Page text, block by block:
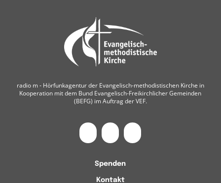
radio m ‐ Hörfunkagentur der Evangelisch-methodistischen Kirche in
Kooperation mit dem Bund Evangelisch-Freikirchlicher Gemeinden
(BEFG) im Auftrag der VEF.
Spenden
Kontakt